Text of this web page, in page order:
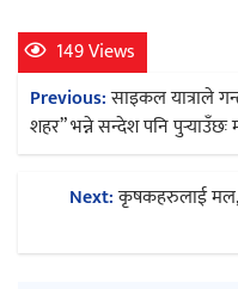
149 Views
Post
navigation
Previous:साइकल यात्राले
शहर” भन्ने सन्देश पनि पुर्‍याउँछः
Next:कृषकहरुलाई मल,